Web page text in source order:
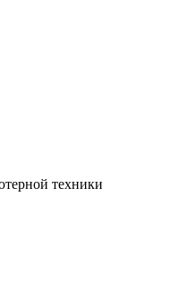
техники